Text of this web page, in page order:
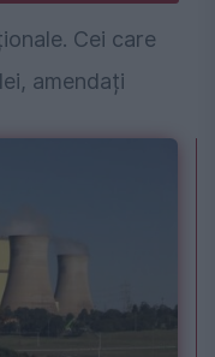
Cei care
amendați